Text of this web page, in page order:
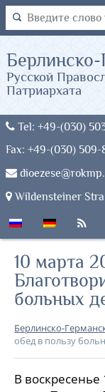
Tel: +49-(030)
Fax: +49-(030) 509-
Wildensteiner
Берлинско-
Русской
Патриархата
10 марта
больных
Берлинско-
обед в пользу
В воскресенье